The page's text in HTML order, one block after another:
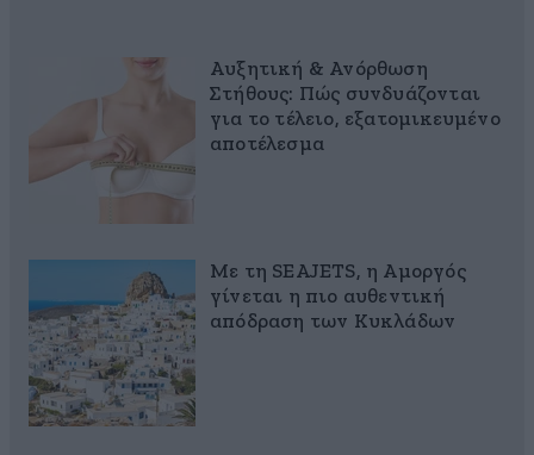
Αυξητική & Ανόρθωση
Στήθους: Πώς συνδυάζονται
για το τέλειο, εξατομικευμένο
αποτέλεσμα
Με τη SEAJETS, η Αμοργός
γίνεται η πιο αυθεντική
απόδραση των Κυκλάδων